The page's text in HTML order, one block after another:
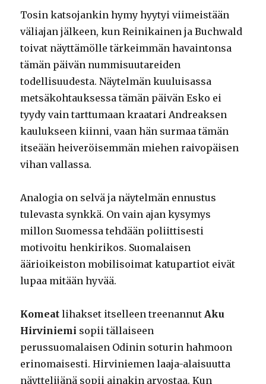
Tosin katsojankin hymy hyytyi viimeistään
väliajan jälkeen, kun Reinikainen ja Buchwald
toivat näyttämölle tärkeimmän havaintonsa
tämän päivän nummisuutareiden
todellisuudesta. Näytelmän kuuluisassa
metsäkohtauksessa tämän päivän Esko ei
tyydy vain tarttumaan kraatari Andreaksen
kaulukseen kiinni, vaan hän surmaa tämän
itseään heiveröisemmän miehen raivopäisen
vihan vallassa.
Analogia on selvä ja näytelmän ennustus
tulevasta synkkä. On vain ajan kysymys
millon Suomessa tehdään poliittisesti
motivoitu henkirikos. Suomalaisen
äärioikeiston mobilisoimat katupartiot eivät
lupaa mitään hyvää.
Komeat lihakset itselleen treenannut Aku
Hirviniemi sopii tällaiseen
perussuomalaisen Odinin soturin hahmoon
erinomaisesti. Hirviniemen laaja-alaisuutta
näyttelijänä sopii ainakin arvostaa. Kun